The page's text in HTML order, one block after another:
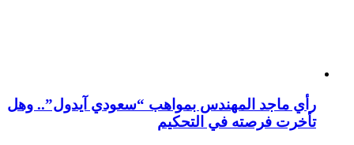
رأي ماجد المهندس بمواهب “سعودي آيدول”.. وهل
تأخرت فرصته في التحكيم